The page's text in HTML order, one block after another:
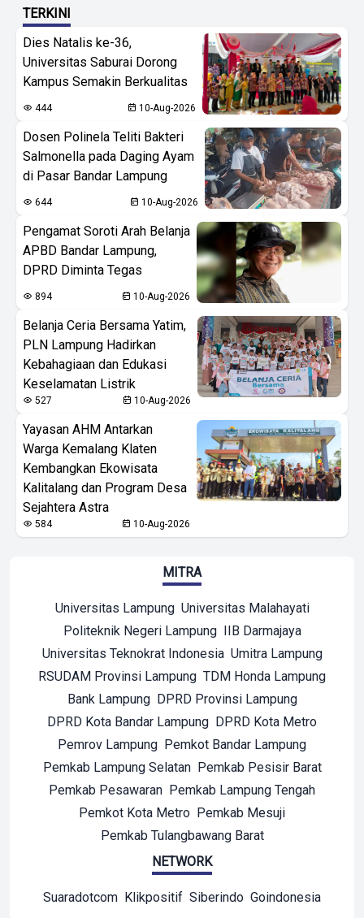
TERKINI
Dies Natalis ke-36,
Universitas Saburai Dorong
Kampus Semakin Berkualitas
444 10-Aug-2026
Dosen Polinela Teliti Bakteri
Salmonella pada Daging Ayam
di Pasar Bandar Lampung
644 10-Aug-2026
Pengamat Soroti Arah Belanja
APBD Bandar Lampung,
DPRD Diminta Tegas
894 10-Aug-2026
Belanja Ceria Bersama Yatim,
PLN Lampung Hadirkan
Kebahagiaan dan Edukasi
Keselamatan Listrik
527 10-Aug-2026
Yayasan AHM Antarkan
Warga Kemalang Klaten
Kembangkan Ekowisata
Kalitalang dan Program Desa
Sejahtera Astra
584 10-Aug-2026
MITRA
Universitas Lampung Universitas Malahayati
Politeknik Negeri Lampung IIB Darmajaya
Universitas Teknokrat Indonesia Umitra Lampung
RSUDAM Provinsi Lampung TDM Honda Lampung
Bank Lampung DPRD Provinsi Lampung
DPRD Kota Bandar Lampung DPRD Kota Metro
Pemrov Lampung Pemkot Bandar Lampung
Pemkab Lampung Selatan Pemkab Pesisir Barat
Pemkab Pesawaran Pemkab Lampung Tengah
Pemkot Kota Metro Pemkab Mesuji
Pemkab Tulangbawang Barat
NETWORK
Suaradotcom Klikpositif Siberindo Goindonesia